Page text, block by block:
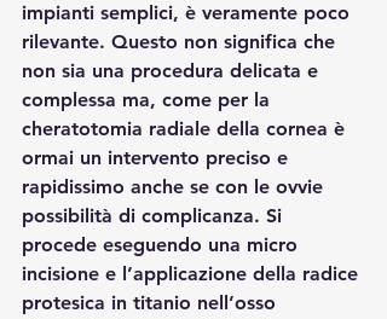
impianti semplici, è veramente poco
rilevante. Questo non significa che
non sia una procedura delicata e
complessa ma, come per la
cheratotomia radiale della cornea è
ormai un intervento preciso e
rapidissimo anche se con le ovvie
possibilità di complicanza. Si
procede eseguendo una micro
incisione e l’applicazione della radice
protesica in titanio nell’osso